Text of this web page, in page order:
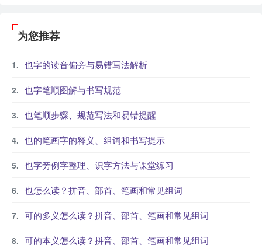
为您推荐
也字的读音偏旁与易错写法解析
也字笔顺图解与书写规范
也笔顺步骤、规范写法和易错提醒
也的笔画字的释义、组词和书写提示
也字旁例字整理、识字方法与课堂练习
也怎么读？拼音、部首、笔画和常见组词
可的多义怎么读？拼音、部首、笔画和常见组词
可的本义怎么读？拼音、部首、笔画和常见组词